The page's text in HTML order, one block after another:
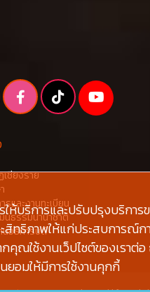
ชียงราย
รและงานทะเบียน
ธรรมนานาชาติ
อธิการบดี
ให้บริการและปรับปรุงบริการ
ทธิภาพให้แก่ประสบการณ์ก
ณใช้งานเว็ปไซต์ของเราต่
ยอมให้มีการใช้งานคุกกี้